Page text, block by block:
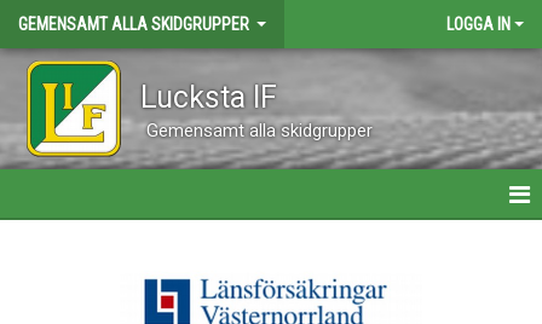
GEMENSAMT ALLA SKIDGRUPPER LOGGA IN
Lucksta IF
Gemensamt alla skidgrupper